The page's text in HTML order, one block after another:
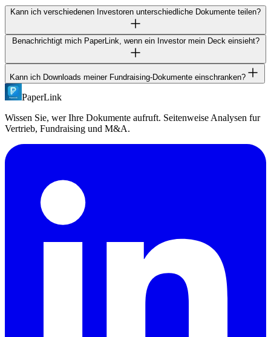
Kann ich verschiedenen Investoren unterschiedliche Dokumente teilen?
Ja. Erstellen Sie separate Freigabelinks mit verschiedenen
Zugriffskontrollen fur jeden Investor. Oder verwenden Sie einen
Datenraum mit dateiindividuellen Berechtigungen, um zu steuern,
wer was sieht.
Benachrichtigt mich PaperLink, wenn ein Investor mein Deck einsieht?
Ja. Verbinden Sie Slack, um Echtzeit-Benachrichtigungen zu
erhalten, wenn ein Dokument aufgerufen wird. Sie konnen
konfigurieren, welcher Kanal die Benachrichtigungen erhalt.
Kann ich Downloads meiner Fundraising-Dokumente einschranken?
Ja. Deaktivieren Sie Downloads auf jedem Freigabelink. Investoren
Auf allen Planen verfugbar.
PaperLink
Wissen Sie, wer Ihre Dokumente aufruft. Seitenweise Analysen fur
Vertrieb, Fundraising und M&A.